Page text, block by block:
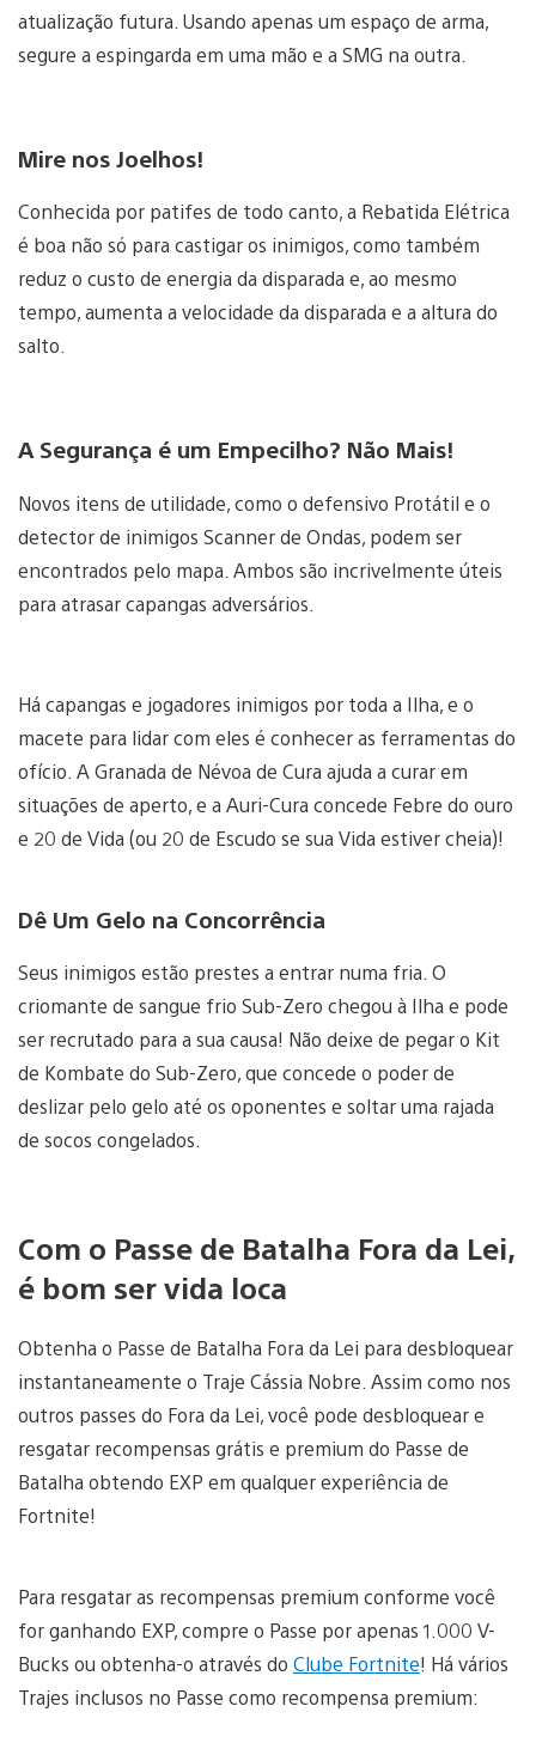
atualização futura. Usando apenas um espaço de arma,
segure a espingarda em uma mão e a SMG na outra.
Mire nos Joelhos!
Conhecida por patifes de todo canto, a Rebatida Elétrica
é boa não só para castigar os inimigos, como também
reduz o custo de energia da disparada e, ao mesmo
tempo, aumenta a velocidade da disparada e a altura do
salto.
A Segurança é um Empecilho? Não Mais!
Novos itens de utilidade, como o defensivo Protátil e o
detector de inimigos Scanner de Ondas, podem ser
encontrados pelo mapa. Ambos são incrivelmente úteis
para atrasar capangas adversários.
Há capangas e jogadores inimigos por toda a Ilha, e o
macete para lidar com eles é conhecer as ferramentas do
ofício. A Granada de Névoa de Cura ajuda a curar em
situações de aperto, e a Auri-Cura concede Febre do ouro
e 20 de Vida (ou 20 de Escudo se sua Vida estiver cheia)!
Dê Um Gelo na Concorrência
Seus inimigos estão prestes a entrar numa fria. O
criomante de sangue frio Sub-Zero chegou à Ilha e pode
ser recrutado para a sua causa! Não deixe de pegar o Kit
de Kombate do Sub-Zero, que concede o poder de
deslizar pelo gelo até os oponentes e soltar uma rajada
de socos congelados.
Com o Passe de Batalha Fora da Lei,
é bom ser vida loca
Obtenha o Passe de Batalha Fora da Lei para desbloquear
instantaneamente o Traje Cássia Nobre. Assim como nos
outros passes do Fora da Lei, você pode desbloquear e
resgatar recompensas grátis e premium do Passe de
Batalha obtendo EXP em qualquer experiência de
Fortnite!
Para resgatar as recompensas premium conforme você
for ganhando EXP, compre o Passe por apenas 1.000 V-
Bucks ou obtenha-o através do Clube Fortnite! Há vários
Trajes inclusos no Passe como recompensa premium: